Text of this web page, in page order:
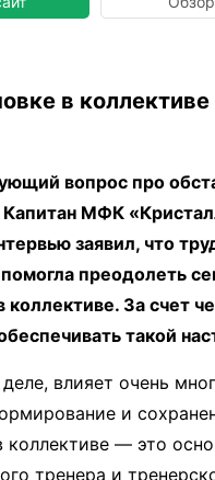
в коллективе
вопрос про
Капитан МФК
заявил, что
преодолеть
коллективе. За счет
такой
влияет очень
и
— это
тренера и